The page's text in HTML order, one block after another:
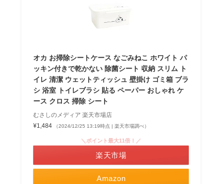
オカ お掃除シートケース なごみねこ ホワイト パ
ッキン付きで乾かない 除菌シート 収納 スリム ト
イレ 清潔 ウェットティッシュ 壁掛け ゴミ箱 ブラ
シ 浴室 トイレブラシ 貼る ペーパー おしゃれ ケ
ース クロス 掃除 シート
むさしのメディア 楽天市場店
¥1,484
（2024/12/25 13:19時点 | 楽天市場調べ）
Amazon
＼ポイント最大11倍！／
楽天市場